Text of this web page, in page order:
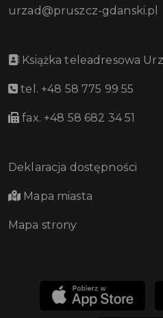
urzad@pruszcz-gdanski.pl
Książka teleadresowa
tel. +48 58 775 99 55
fax. +48 58 682 34 51
Deklaracja dostępności
Mapa miasta
Mapa strony